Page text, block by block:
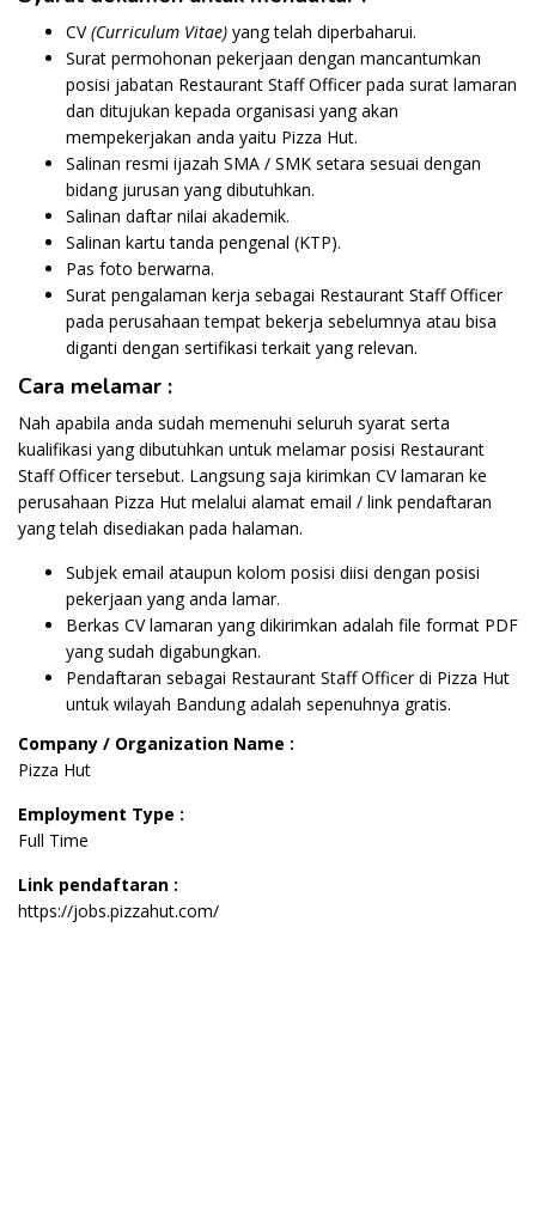
CV(Curriculum Vitae) yang telah diperbaharui.
Surat permohonan pekerjaan dengan mancantumkan
posisi jabatan Restaurant Staff Officer pada surat lamaran
dan ditujukan kepada organisasi yang akan
mempekerjakan anda yaitu Pizza Hut.
Salinan resmi ijazah SMA / SMK setara sesuai dengan
bidang jurusan yang dibutuhkan.
Salinan daftar nilai akademik.
Salinan kartu tanda pengenal (KTP).
Pas foto berwarna.
Surat pengalaman kerja sebagai Restaurant Staff Officer
pada perusahaan tempat bekerja sebelumnya atau bisa
diganti dengan sertifikasi terkait yang relevan.
Cara melamar :
Nah apabila anda sudah memenuhi seluruh syarat serta
kualifikasi yang dibutuhkan untuk melamar posisi Restaurant
Staff Officer tersebut. Langsung saja kirimkan CV lamaran ke
perusahaan Pizza Hut melalui alamat email / link pendaftaran
yang telah disediakan pada halaman.
Subjek email ataupun kolom posisi diisi dengan posisi
pekerjaan yang anda lamar.
Berkas CV lamaran yang dikirimkan adalah file format PDF
yang sudah digabungkan.
Pendaftaran sebagai Restaurant Staff Officer di Pizza Hut
untuk wilayah Bandung adalah sepenuhnya gratis.
Company / Organization Name :
Pizza Hut
Employment Type :
Full Time
Link pendaftaran :
https://jobs.pizzahut.com/